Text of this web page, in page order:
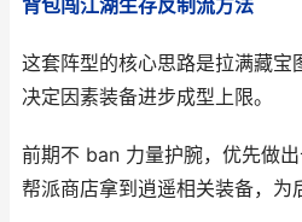
背包闯江湖生存反制流方法
这套阵型的核心思路是拉满藏宝
决定因素装备进步成型上限。
前期不 ban 力量护腕，优先做
帮派商店拿到逍遥相关装备，为